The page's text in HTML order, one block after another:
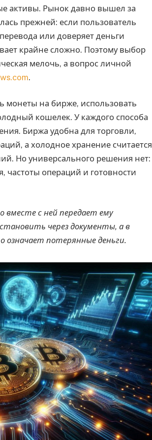
активы. Рынок давно вышел за
прежней: если пользователь
или доверяет деньги
крайне сложно. Поэтому выбор
мелочь, а вопрос личной
.
монеты на бирже, использовать
кошелек. У каждого способа
Биржа удобна для торговли,
а холодное хранение считается
Но универсального решения нет:
частоты операций и готовности
вместе с ней передает ему
через документы, а в
означает потерянные деньги.